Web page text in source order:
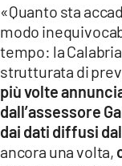
ILVIBONESE.IT
App
«Quanto sta
modo
tempo: la
strutturata di
più volte
dall’assessore
dai dati diffusi
ancora una volta,